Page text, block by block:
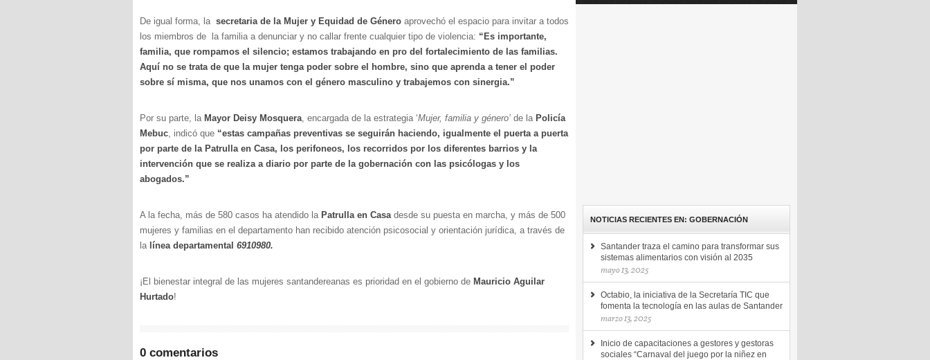
De igual forma, la secretaria de la Mujer y Equidad de Género aprovechó el espacio para invitar a todos
los miembros de la familia a denunciar y no callar frente cualquier tipo de violencia: “Es importante,
familia, que rompamos el silencio; estamos trabajando en pro del fortalecimiento de las familias.
Aquí no se trata de que la mujer tenga poder sobre el hombre, sino que aprenda a tener el poder
sobre sí misma, que nos unamos con el género masculino y trabajemos con sinergia.”
Por su parte, la Mayor Deisy Mosquera, encargada de la estrategia ‘Mujer, familia y género’ de la Policía
Mebuc, indicó que “estas campañas preventivas se seguirán haciendo, igualmente el puerta a puerta
por parte de la Patrulla en Casa, los perifoneos, los recorridos por los diferentes barrios y la
intervención que se realiza a diario por parte de la gobernación con las psicólogas y los
abogados.”
A la fecha, más de 580 casos ha atendido laPatrulla en Casadesde su puesta en marcha, y más de 500
mujeres y familias en el departamento han recibido atención psicosocial y orientación jurídica, a través de
la línea departamental 6910980.
¡El bienestar integral de las mujeres santandereanas es prioridad en el gobierno de Mauricio Aguilar
Hurtado!
0 comentarios
NOTICIAS RECIENTES EN: GOBERNACIÓN
Santander traza el camino para transformar sus
sistemas alimentarios con visión al 2035
mayo 13, 2025
Octabio, la iniciativa de la Secretaría TIC que
fomenta la tecnología en las aulas de Santander
marzo 13, 2025
Inicio de capacitaciones a gestores y gestoras
sociales “Carnaval del juego por la niñez en